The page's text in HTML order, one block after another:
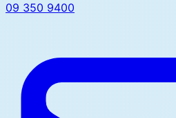
09 350 9400